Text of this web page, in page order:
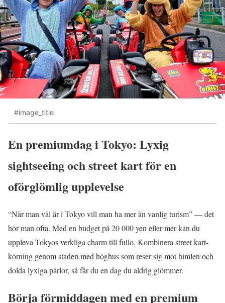
#image_title
En premiumdag i Tokyo: Lyxig
sightseeing och street kart för en
oförglömlig upplevelse
“När man väl är i Tokyo vill man ha mer än vanlig turism” — det
hör man ofta. Med en budget på 20 000 yen eller mer kan du
uppleva Tokyos verkliga charm till fullo. Kombinera street kart-
körning genom staden med höghus som reser sig mot himlen och
dolda lyxiga pärlor, så får du en dag du aldrig glömmer.
Börja förmiddagen med en premium